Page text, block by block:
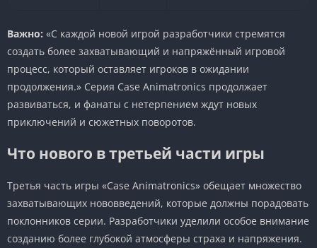
Важно: «С каждой новой игрой разработчики стремятся
создать более захватывающий и напряжённый игровой
процесс, который оставляет игроков в ожидании
продолжения.» Серия Case Animatronics продолжает
развиваться, и фанаты с нетерпением ждут новых
приключений и сюжетных поворотов.
Что нового в третьей части игры
Третья часть игры «Case Animatronics» обещает множество
захватывающих нововведений, которые должны порадовать
поклонников серии. Разработчики уделили особое внимание
созданию более глубокой атмосферы страха и напряжения.